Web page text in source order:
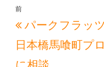
投
稿
ナ
ビ
過
去
の
前
パークフラッツ
日本橋馬喰町プロ
に相談